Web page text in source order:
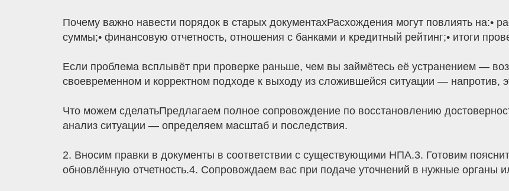
Почему важно навести порядок в старых документахРасхождения могут повлиять на:•
суммы;• финансовую отчетность, отношения с банками и кредитный рейтинг;• итоги
Если проблема всплывёт при проверке раньше, чем вы займётесь её устранением —
своевременном и корректном подходе к выходу из сложившейся ситуации — напротив,
Что можем сделатьПредлагаем полное сопровождение по восстановлению
анализ ситуации — определяем масштаб и последствия.
2. Вносим правки в документы в соответствии с существующими НПА.3. Готовим
обновлённую отчетность.4. Сопровождаем вас при подаче уточнений в нужные органы